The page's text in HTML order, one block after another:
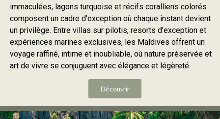
immaculées, lagons turquoise et récifs coralliens colorés
composent un cadre d’exception où chaque instant devient
un privilège. Entre villas sur pilotis, resorts d’exception et
expériences marines exclusives, les Maldives offrent un
voyage raffiné, intime et inoubliable, où nature préservée et
art de vivre se conjuguent avec élégance et légèreté.
Découvrir